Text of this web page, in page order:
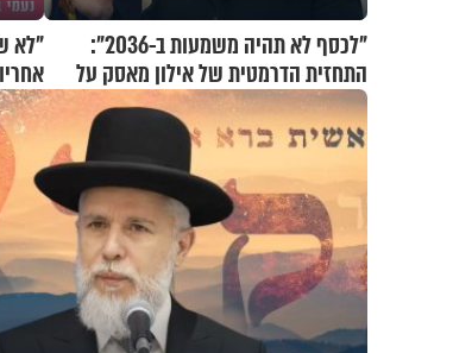
"לכסף לא תהיה משמעות ב-2036":
התחזית הדרמטית של אילון מאסק על
עתיד הכלכלה
"לא